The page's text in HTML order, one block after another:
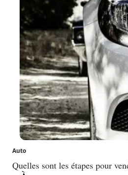
Auto
Quelles sont les étapes pour